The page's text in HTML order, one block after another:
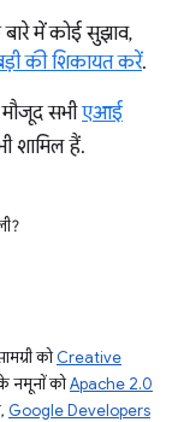
में कोई सुझाव,
की शिकायत करें.
सभीएआई
शामिल हैं.
कोCreative
नमूनों कोApache 2.0
Google Developers